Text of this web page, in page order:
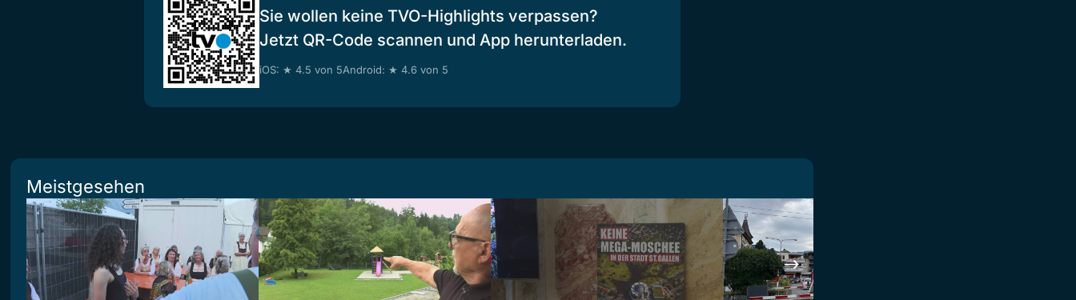
Sie wollen keine TVO-Highlights verpassen?
Jetzt QR-Code scannen und App herunterladen.
iOS: ★ 4.5 von 5Android: ★ 4.6 von 5
Meistgesehen